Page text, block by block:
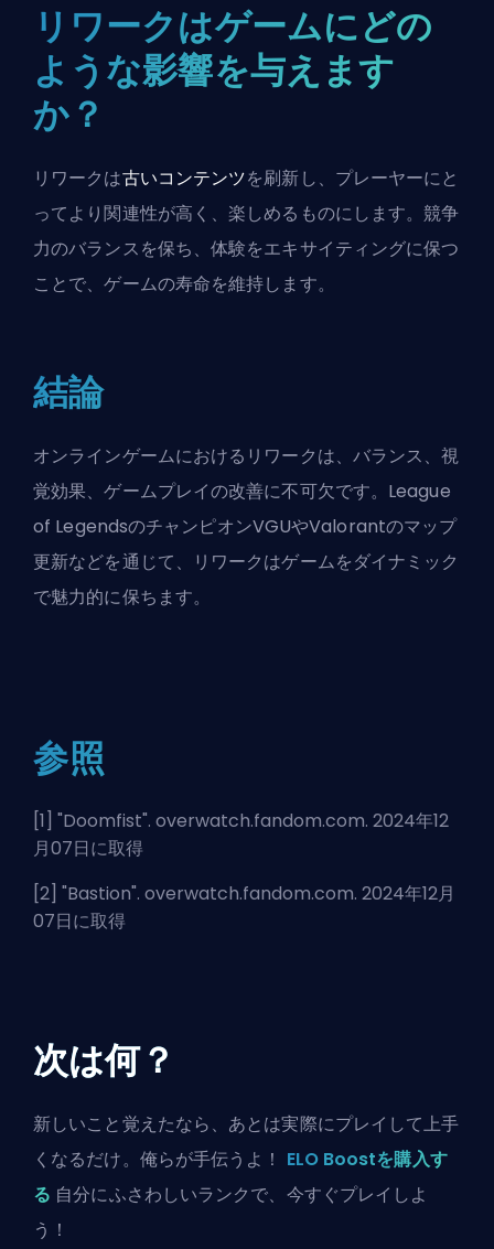
リワークはゲームにどの
ような影響を与えます
か？
リワークは古いコンテンツを刷新し、プレーヤーにと
ってより関連性が高く、楽しめるものにします。競争
力のバランスを保ち、体験をエキサイティングに保つ
ことで、ゲームの寿命を維持します。
結論
オンラインゲームにおけるリワークは、バランス、視
覚効果、ゲームプレイの改善に不可欠です。League
of LegendsのチャンピオンVGUやValorantのマップ
更新などを通じて、リワークはゲームをダイナミック
で魅力的に保ちます。
参照
[1] "Doomfist". overwatch.fandom.com. 2024年12
月07日に取得
[2] "Bastion". overwatch.fandom.com. 2024年12月
07日に取得
次は何？
新しいこと覚えたなら、あとは実際にプレイして上手
くなるだけ。俺らが手伝うよ！ ELO Boostを購入す
る 自分にふさわしいランクで、今すぐプレイしよ
う！